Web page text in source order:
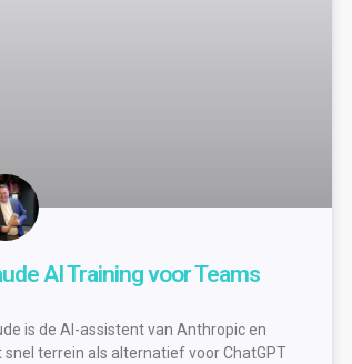
AI Training voor Teams
is de AI-assistent van Anthropic en
snel terrein als alternatief voor ChatGPT